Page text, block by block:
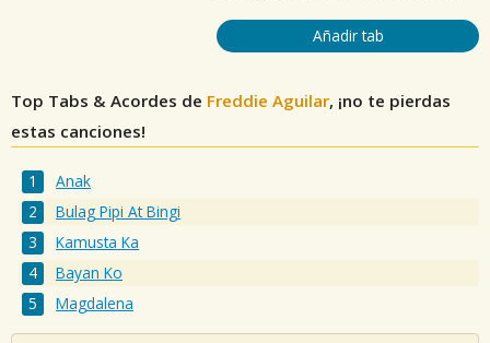
Añadir tab
Top Tabs & Acordes de Freddie Aguilar, ¡no te pierdas
estas canciones!
Anak
Bulag Pipi At Bingi
Kamusta Ka
Bayan Ko
Magdalena